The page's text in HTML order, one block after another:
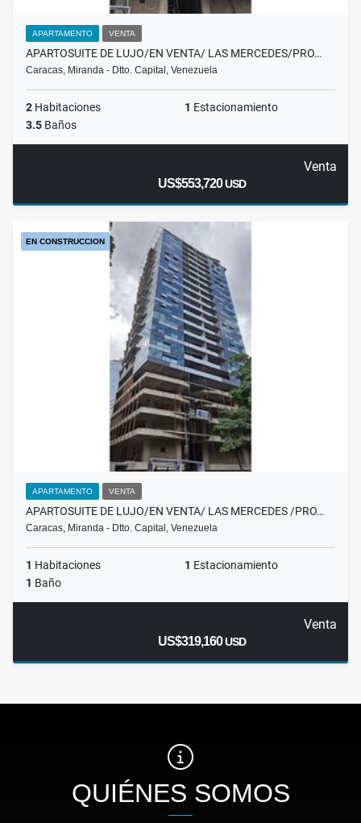
APARTAMENTO VENTA
APARTOSUITE DE LUJO/EN VENTA/ LAS MERCEDES/PRO…
Caracas, Miranda - Dtto. Capital, Venezuela
2 Habitaciones 1 Estacionamiento
3.5 Baños
Venta
US$553,720USD
EN CONSTRUCCION
APARTAMENTO VENTA
APARTOSUITE DE LUJO/EN VENTA/ LAS MERCEDES /PRO…
Caracas, Miranda - Dtto. Capital, Venezuela
1 Habitaciones 1 Estacionamiento
1 Baño
Venta
US$319,160USD
QUIÉNES SOMOS